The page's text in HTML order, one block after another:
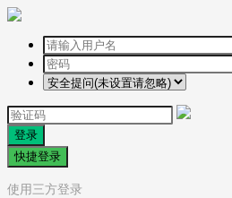
登录
快捷登录
使用三方登录